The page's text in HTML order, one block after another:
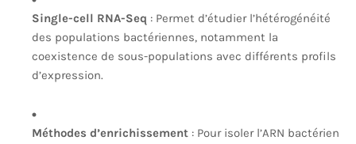
Single-cell RNA-Seq : Permet d’étudier l’hétérogénéité
des populations bactériennes, notamment la
coexistence de sous-populations avec différents profils
d’expression.
Méthodes d’enrichissement : Pour isoler l’ARN bactérien